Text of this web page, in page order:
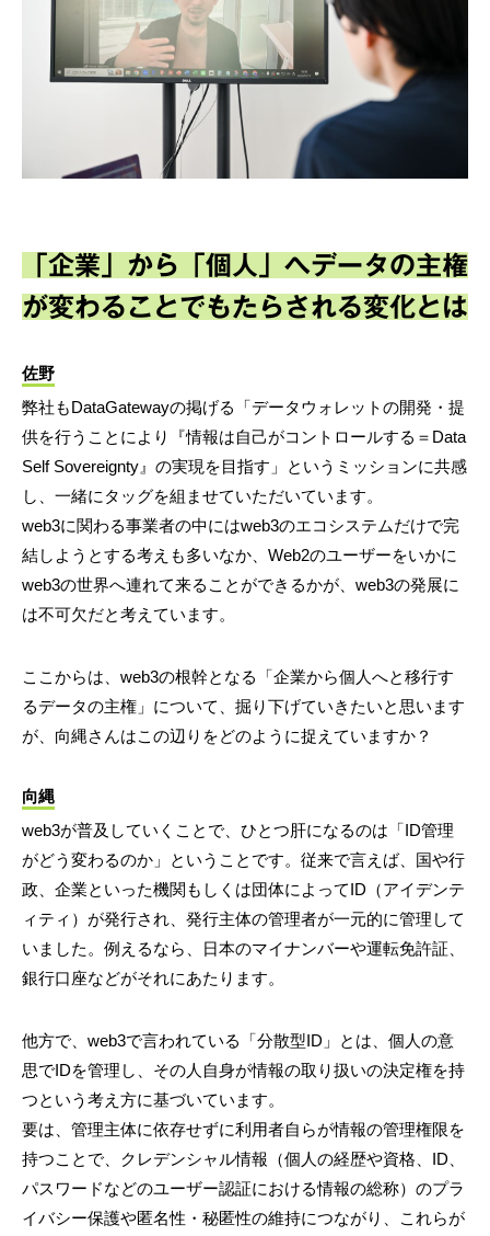
「企業」から「個人」へデータの主権
が変わることでもたらされる変化とは
佐野
弊社もDataGatewayの掲げる「データウォレットの開発・提
供を行うことにより『情報は自己がコントロールする＝Data
Self Sovereignty』の実現を目指す」というミッションに共感
し、一緒にタッグを組ませていただいています。
web3に関わる事業者の中にはweb3のエコシステムだけで完
結しようとする考えも多いなか、Web2のユーザーをいかに
web3の世界へ連れて来ることができるかが、web3の発展に
は不可欠だと考えています。
ここからは、web3の根幹となる「企業から個人へと移行す
るデータの主権」について、掘り下げていきたいと思います
が、向縄さんはこの辺りをどのように捉えていますか？
向縄
web3が普及していくことで、ひとつ肝になるのは「ID管理
がどう変わるのか」ということです。従来で言えば、国や行
政、企業といった機関もしくは団体によってID（アイデンテ
ィティ）が発行され、発行主体の管理者が一元的に管理して
いました。例えるなら、日本のマイナンバーや運転免許証、
銀行口座などがそれにあたります。
他方で、web3で言われている「分散型ID」とは、個人の意
思でIDを管理し、その人自身が情報の取り扱いの決定権を持
つという考え方に基づいています。
要は、管理主体に依存せずに利用者自らが情報の管理権限を
持つことで、クレデンシャル情報（個人の経歴や資格、ID、
パスワードなどのユーザー認証における情報の総称）のプラ
イバシー保護や匿名性・秘匿性の維持につながり、これらが